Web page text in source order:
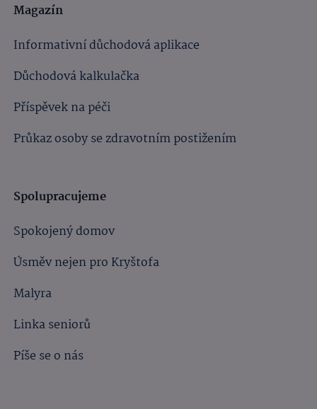
Magazín
Informativní důchodová aplikace
Důchodová kalkulačka
Příspěvek na péči
Průkaz osoby se zdravotním postižením
Spolupracujeme
Spokojený domov
Úsměv nejen pro Kryštofa
Malyra
Linka seniorů
Píše se o nás